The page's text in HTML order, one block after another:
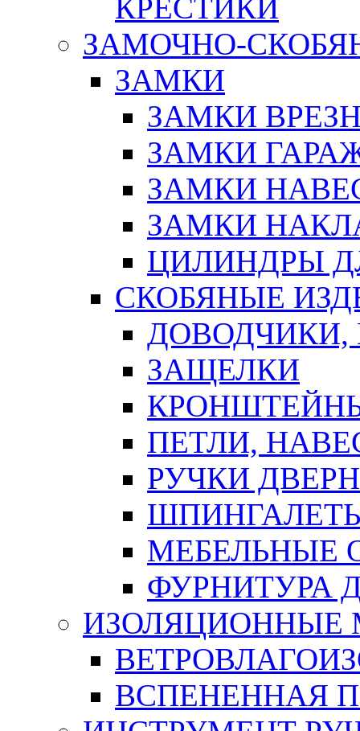
КРЕСТИКИ
ЗАМОЧНО-
ЗАМКИ
ЗАМКИ
ЗАМКИ
ЗАМКИ
ЗАМКИ
ЦИЛИНДРЫ
СКОБЯНЫЕ
ЗАЩЕЛКИ
ПЕТЛИ,
РУЧКИ
МЕБЕЛЬНЫЕ
ФУРНИТУРА
ИЗОЛЯЦИОННЫЕ
ВСПЕНЕННАЯ